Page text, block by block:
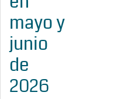
mayo y
junio
de
2026